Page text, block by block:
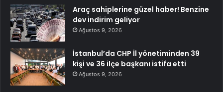
Araç sahiplerine güzel haber! Benzine
dev indirim geliyor
Ağustos 9, 2026
İstanbul’da CHP İl yönetiminden 39
kişi ve 36 ilçe başkanı istifa etti
Ağustos 9, 2026